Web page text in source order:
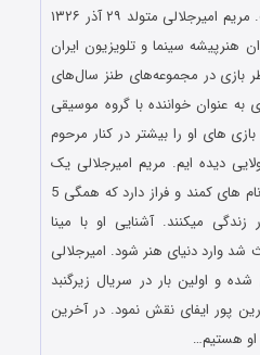
جلالی تصویربرداری شده است. مریم امیرجلالی متولد ۲۹ آذر ۱۳۲۶
هنرپیشه سینما و تلویزیون ایران
بازی در مجموعه‌های طنز سال‌های
وی به عنوان خواننده با گروه موسیقی
های او را بیشتر در کنار مرحوم
دیده ایم. مریم امیرجلالی یک
دختر به نام هدیه و دو نوه به نام های کمند و فراز دارد که همگی 5
میکنند. آشنایی او با مینا
شد وارد دنیای هنر شود. امیرجلالی
هنری شده و اولین بار در سریال زیرگنبد
پور ایفای نقش نمود. در آخرین
هستیم…